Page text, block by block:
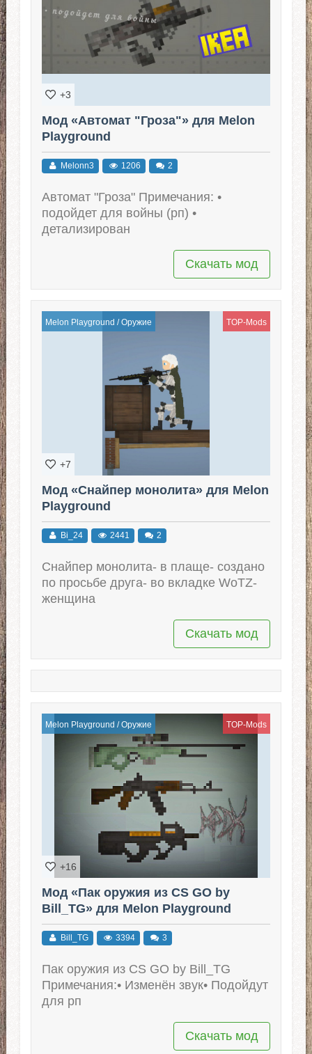
+3
Мод «Автомат "Гроза"» для Melon
Playground
Melonn3 1206 2
Автомат "Гроза" Примечания: •
подойдет для войны (рп) •
детализирован
Скачать мод
Melon Playground /Оружие TOP-Mods
+7
Мод «Снайпер монолита» для Melon
Playground
Bi_24 2441 2
Снайпер монолита- в плаще- создано
по просьбе друга- во вкладке WoTZ-
женщина
Скачать мод
Melon Playground /Оружие TOP-Mods
+16
Мод «Пак оружия из CS GO by
Bill_TG» для Melon Playground
Bill_TG 3394 3
Пак оружия из CS GO by Bill_TG
Примечания:• Изменён звук• Подойдут
для рп
Скачать мод